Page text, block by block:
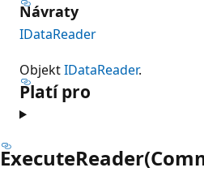
Návraty
IDataReader
ObjektIDataReader.
Platí pro